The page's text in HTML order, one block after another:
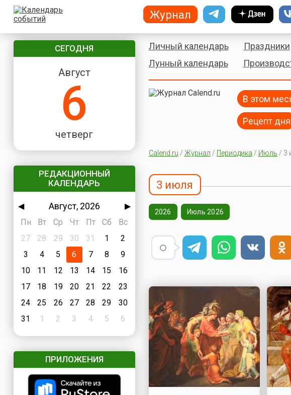
СЕГОДНЯ
Август
6
четверг
РЕДАКЦИОННЫЙ
КАЛЕНДАРЬ
◀ Август, 2026
▶
Пн
Вт Ср Чт Пт Сб
Вс
27
28 29 30 31 1
2
3
4 5 6 7 8
9
10
11 12 13 14 15
16
17
18 19 20 21 22
23
24
25 26 27 28 29
30
31
1 2 3 4 5 6
ПРИЛОЖЕНИЯ
Личный календарь Праздники
Лунный календарь
В этом
Рецепт дня
Calend.ru / Журнал / Периодика / Июль / 3
3 июля
2026 Июль 2026
Журнал